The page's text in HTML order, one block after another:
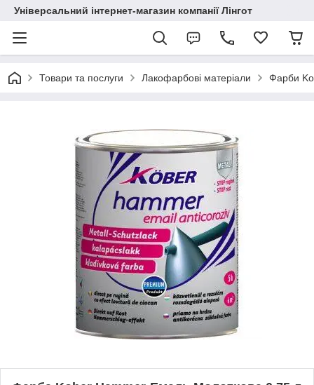
Універсальний інтернет-магазин компанії Лінгот
Товари та послуги Лакофарбові матеріали Фарби